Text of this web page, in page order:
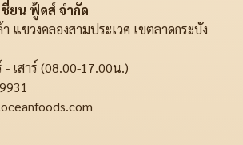
ยน ฟู้ดส์ จำกัด
แขวงคลองสามประเวศ เขตลาดกระบัง
- เสาร์ (08.00-17.00น.)